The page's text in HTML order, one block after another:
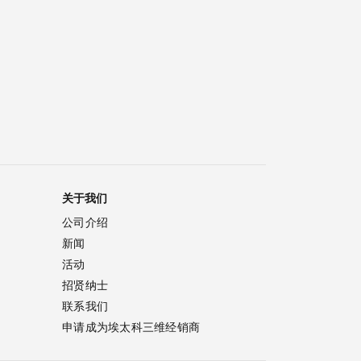
关于我们
公司介绍
新闻
活动
招贤纳士
联系我们
申请成为埃太科三维经销商